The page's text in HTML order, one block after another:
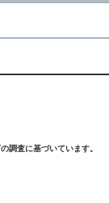
調査に基づいています。